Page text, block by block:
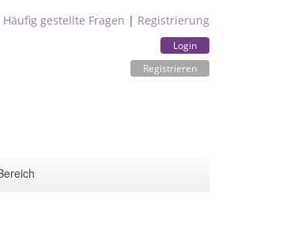
Häufig gestellte Fragen | Registrierung
Login
Registrieren